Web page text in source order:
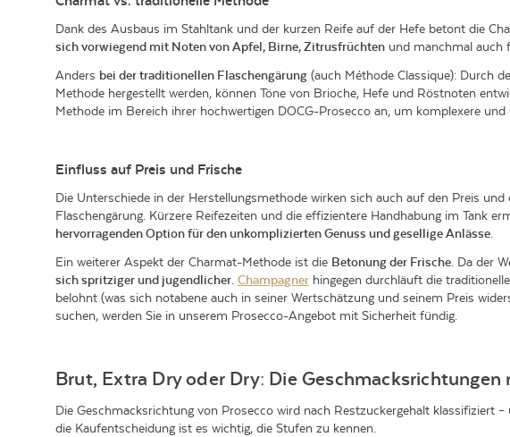
Dank des Ausbaus im Stahltank und der kurzen Reife auf der Hefe betont die
sich vorwiegend mit Noten von Apfel, Birne, Zitrusfrüchten und manchmal auch
Anders bei der traditionellen Flaschengärung (auch Méthode Classique): Durch
Methode hergestellt werden, können Töne von Brioche, Hefe und Röstnoten
Methode im Bereich ihrer hochwertigen DOCG-Prosecco an, um komplexere
Einfluss auf Preis und Frische
Die Unterschiede in der Herstellungsmethode wirken sich auch auf den Preis
Flaschengärung. Kürzere Reifezeiten und die effizientere Handhabung im Tank
hervorragenden Option für den unkomplizierten Genuss und gesellige Anlässe
Ein weiterer Aspekt der Charmat-Methode ist die Betonung der Frische . Da der
sich spritziger und jugendlicher Champagner hingegen durchläuft die
belohnt (was sich notabene auch in seiner Wertschätzung und seinem Preis
suchen, werden Sie in unserem Prosecco-Angebot mit Sicherheit fündig.
Brut, Extra Dry oder Dry: Die Geschmacksrichtungen
Die Geschmacksrichtung von Prosecco wird nach Restzuckergehalt klassifiziert
die Kaufentscheidung ist es wichtig, die Stufen zu kennen.